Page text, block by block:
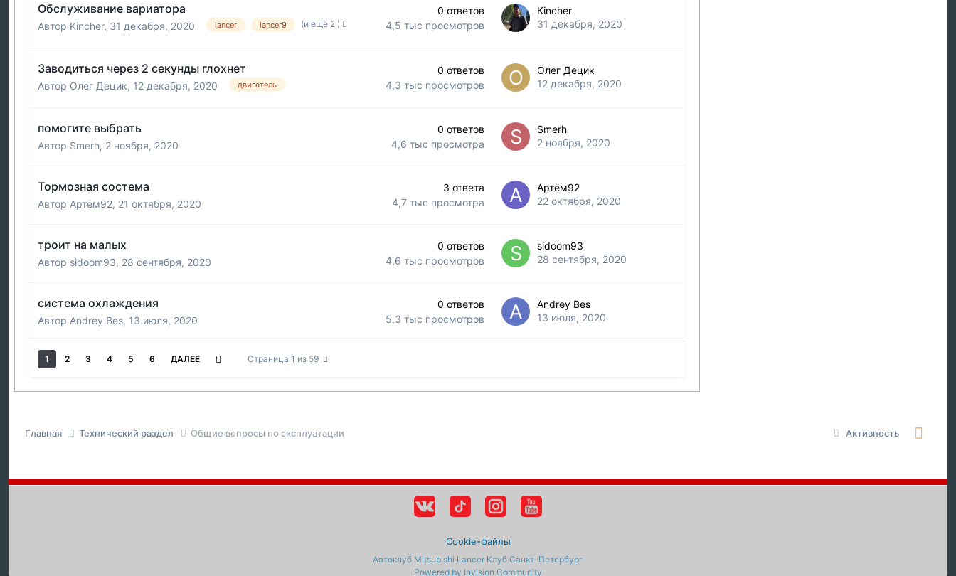
Обслуживание вариатора
Автор Kincher, 31 декабря, 2020 lancer lancer9 (и ещё 2 )
0 ответов
4,5 тыс просмотров
Kincher
31 декабря, 2020
Заводиться через 2 секунды глохнет
Автор Олег Децик, 12 декабря, 2020 двигатель
0 ответов
4,3 тыс просмотров
Олег Децик
12 декабря, 2020
помогите выбрать
Автор Smerh, 2 ноября, 2020
0 ответов
4,6 тыс просмотра
Smerh
2 ноября, 2020
Тормозная состема
Автор Артём92, 21 октября, 2020
3 ответа
4,7 тыс просмотра
Артём92
22 октября, 2020
троит на малых
Автор sidoom93, 28 сентября, 2020
0 ответов
4,6 тыс просмотров
sidoom93
28 сентября, 2020
система охлаждения
Автор Andrey Bes, 13 июля, 2020
0 ответов
5,3 тыс просмотров
Andrey Bes
13 июля, 2020
1 2 3 4 5 6 ДАЛЕЕ Страница 1 из 59
Активность
Главная Технический раздел Общие вопросы по эксплуатации
Cookie-файлы
Автоклуб Mitsubishi Lancer Клуб Санкт-Петербург
Powered by Invision Community